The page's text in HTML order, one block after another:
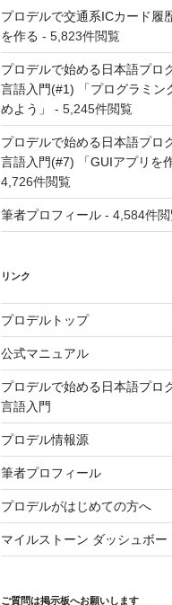
プロデルで交通系ICカード履
を作る - 5,823件閲覧
プロデルで始める日本語プロ
言語入門(#1) 「プログラミン
めよう」
- 5,245件閲覧
プロデルで始める日本語プロ
言語入門(#7) 「GUIアプリを
4,726件閲覧
筆者プロフィール- 4,584件閲
リンク
プロデルトップ
公式マニュアル
プロデルで始める日本語プロ
言語入門
プロデル情報源
筆者プロフィール
プロデルがはじめての方へ
マイルストーン ダッシュボー
ご質問は掲示板へお願いします